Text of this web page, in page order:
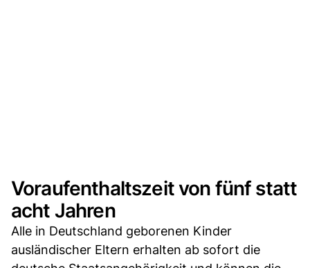
Voraufenthaltszeit von fünf statt
acht Jahren
Alle in Deutschland geborenen Kinder
ausländischer Eltern erhalten ab sofort die